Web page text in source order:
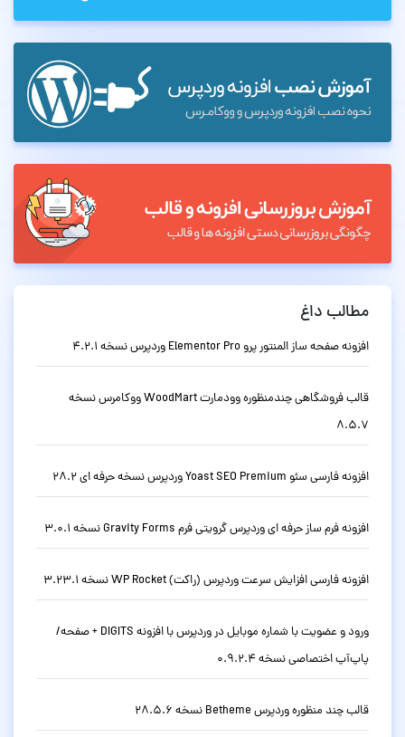
مطالب داغ
افزونه صفحه ساز المنتور پرو Elementor Pro وردپرس نسخه 4.2.1
قالب فروشگاهی چندمنظوره وودمارت WoodMart ووکامرس نسخه
8.5.7
افزونه فارسی سئو Yoast SEO Premium وردپرس نسخه حرفه ای 28.2
افزونه فرم ساز حرفه ای وردپرس گرویتی فرم Gravity Forms نسخه 3.0.1
افزونه فارسی افزایش سرعت وردپرس (راکت) WP Rocket نسخه 3.23.1
ورود و عضویت با شماره موبایل در وردپرس با افزونه DIGITS + صفحه/
پاپ‌آپ اختصاصی نسخه 0.9.2.4
قالب چند منظوره وردپرس Betheme نسخه 28.5.6